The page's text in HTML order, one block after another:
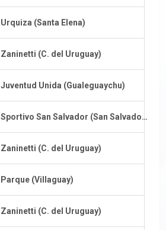
Urquiza (Santa Elena)
Zaninetti (C. del Uruguay)
Juventud Unida (Gualeguaychu)
Sportivo San Salvador (San Salvador)
Zaninetti (C. del Uruguay)
Parque (Villaguay)
Zaninetti (C. del Uruguay)